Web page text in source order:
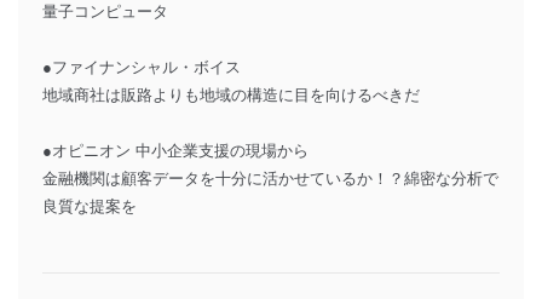
量子コンピュータ
●ファイナンシャル・ボイス
地域商社は販路よりも地域の構造に目を向けるべきだ
●オピニオン 中小企業支援の現場から
金融機関は顧客データを十分に活かせているか！？綿密な分析で
良質な提案を